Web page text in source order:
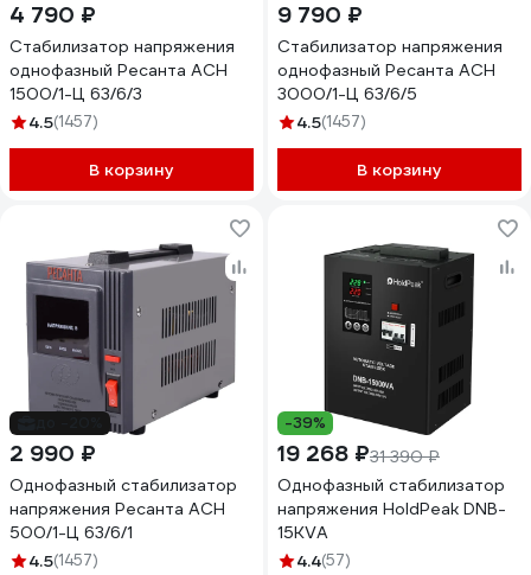
4 790 ₽
Стабилизатор напряжения
однофазный Ресанта АСН
1500/1-Ц 63/6/3
4.5(1457)
В корзину
9 790 ₽
Стабилизатор напряжения
однофазный Ресанта АСН
3000/1-Ц 63/6/5
4.5(1457)
В корзину
2 990 ₽
Однофазный стабилизатор
напряжения Ресанта АСН
500/1-Ц 63/6/1
4.5(1457)
-39%
19 268 ₽31 390 ₽
Однофазный стабилизатор
напряжения HoldPeak DNB-
15KVA
4.4(57)